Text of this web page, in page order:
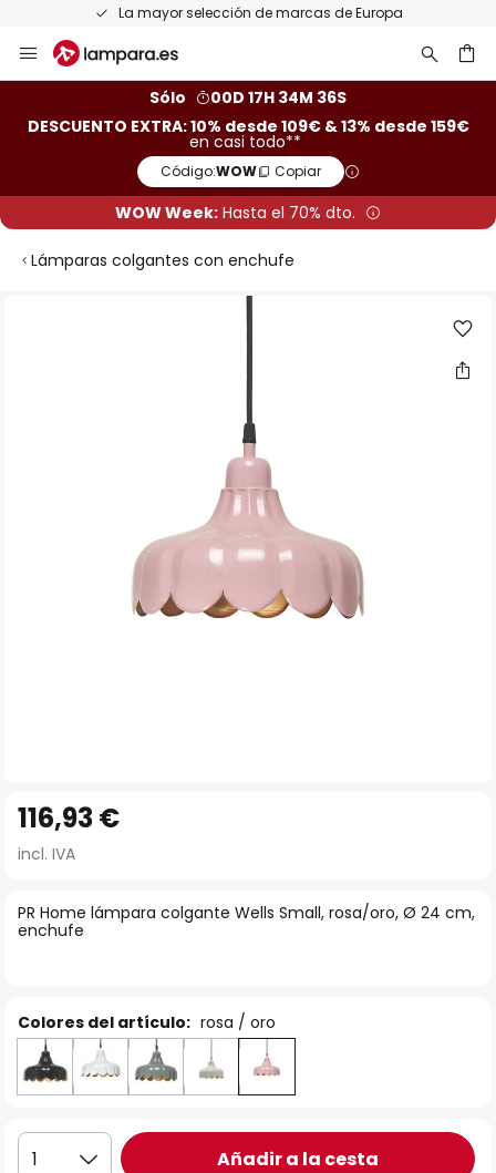
La mayor selección de marcas de Europa
al
Sólo
00D 17H 34M 35S
DESCUENTO EXTRA: 10% desde 109€ & 13% desde 159€
en casi todo**
Código:WOW Copiar
WOW Week: Hasta el 70% dto.
Lámparas colgantes con enchufe
comienzo
la
galería
PR Home lámpara colgante Wells Small, rosa/oro, Ø 24 cm,
enchufe
116,93 €
incl. IVA
Colores del artículo: rosa / oro
1 Añadir a la cesta